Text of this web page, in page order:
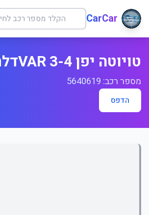
CarCar
טויוטה יפן 4-VAR 3דלתות
מספר רכב: 5640619
הדפס